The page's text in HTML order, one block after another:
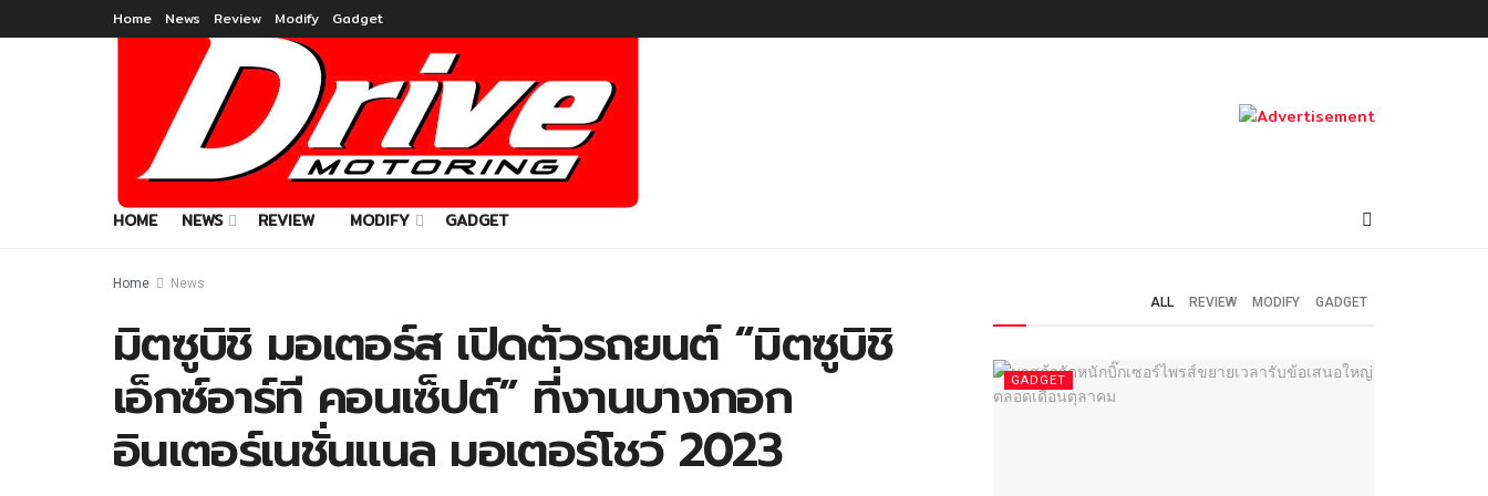
Home News Review Modify Gadget
HOME NEWS REVIEW MODIFY GADGET
Home News
มิตซูบิชิ มอเตอร์ส เปิดตัวรถยนต์ “มิตซูบิชิ
เอ็กซ์อาร์ที คอนเซ็ปต์” ที่งานบางกอก
อินเตอร์เนชั่นแนล มอเตอร์โชว์ 2023
ALL REVIEW MODIFY GADGET
GADGET